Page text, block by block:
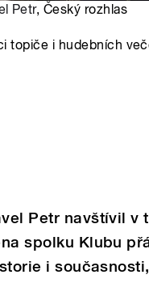
Petr, Český rozhlas
topiče i hudebních
Petr navštívil v
spolku Klubu
i